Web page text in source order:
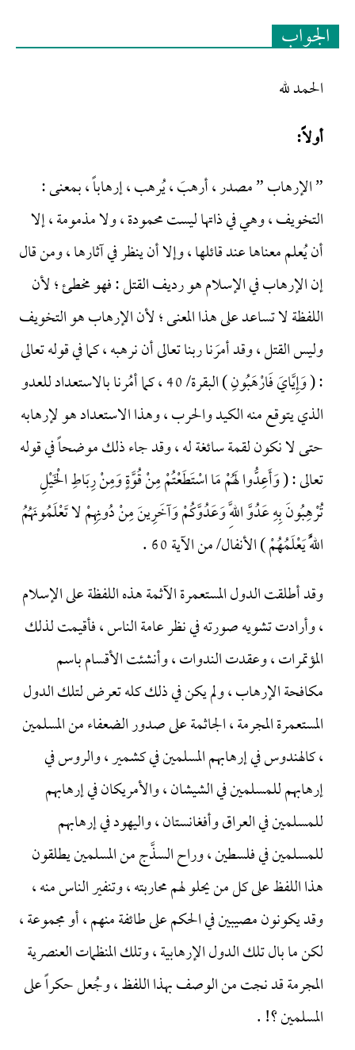
الجواب
الحمد لله
أولاً:
” الإرهاب ” مصدر ، أرهبَ ، يُرهب ، إرهاباً ، بمعنى :
التخويف ، وهي في ذاتها ليست محمودة ، ولا مذمومة ، إلا
أن يُعلم معناها عند قائلها ، وإلا أن ينظر في آثارها ، ومن قال
إن الإرهاب في الإسلام هو رديف القتل : فهو مخطئ ؛ لأن
اللفظة لا تساعد على هذا المعنى ؛ لأن الإرهاب هو التخويف
وليس القتل ، وقد أمرَنا ربنا تعالى أن نرهبه ، كما في قوله تعالى
: ( وَإِيَّايَ فَارْهَبُونِ ) البقرة/ 40 ، كما أمُرنا بالاستعداد للعدو
الذي يتوقع منه الكيد والحرب ، وهذا الاستعداد هو لإرهابه
حتى لا نكون لقمة سائغة له ، وقد جاء ذلك موضحاً في قوله
تعالى : ( وَأَعِدُّوا لَهُمْ مَا اسْتَطَعْتُمْ مِنْ قُوَّةٍ وَمِنْ رِبَاطِ الْخَيْلِ
تُرْهِبُونَ بِهِ عَدُوَّ اللَّهِ وَعَدُوَّكُمْ وَآخَرِينَ مِنْ دُونِهِمْ لا تَعْلَمُونَهُمُ
اللَّهُ يَعْلَمُهُمْ ) الأنفال/ من الآية 60 .
وقد أطلقت الدول المستعمرة الآثمة هذه اللفظة على الإسلام
، وأرادت تشويه صورته في نظر عامة الناس ، فأقيمت لذلك
المؤتمرات ، وعقدت الندوات ، وأنشئت الأقسام باسم
مكافحة الإرهاب ، ولم يكن في ذلك كله تعرض لتلك الدول
المستعمرة المجرمة ، الجاثمة على صدور الضعفاء من المسلمين
، كالهندوس في إرهابهم المسلمين في كشمير ، والروس في
إرهابهم للمسلمين في الشيشان ، والأمريكان في إرهابهم
للمسلمين في العراق وأفغانستان ، واليهود في إرهابهم
للمسلمين في فلسطين ، وراح السذَّج من المسلمين يطلقون
هذا اللفظ على كل من يحلو لهم محاربته ، وتنفير الناس منه ،
وقد يكونون مصيبين في الحكم على طائفة منهم ، أو مجموعة ،
لكن ما بال تلك الدول الإرهابية ، وتلك المنظمات العنصرية
المجرمة قد نجت من الوصف بهذا اللفظ ، وجُعل حكراً على
المسلمين ؟! .